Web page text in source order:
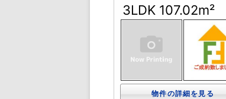
3LDK 107.02m²
物件の詳細を見る